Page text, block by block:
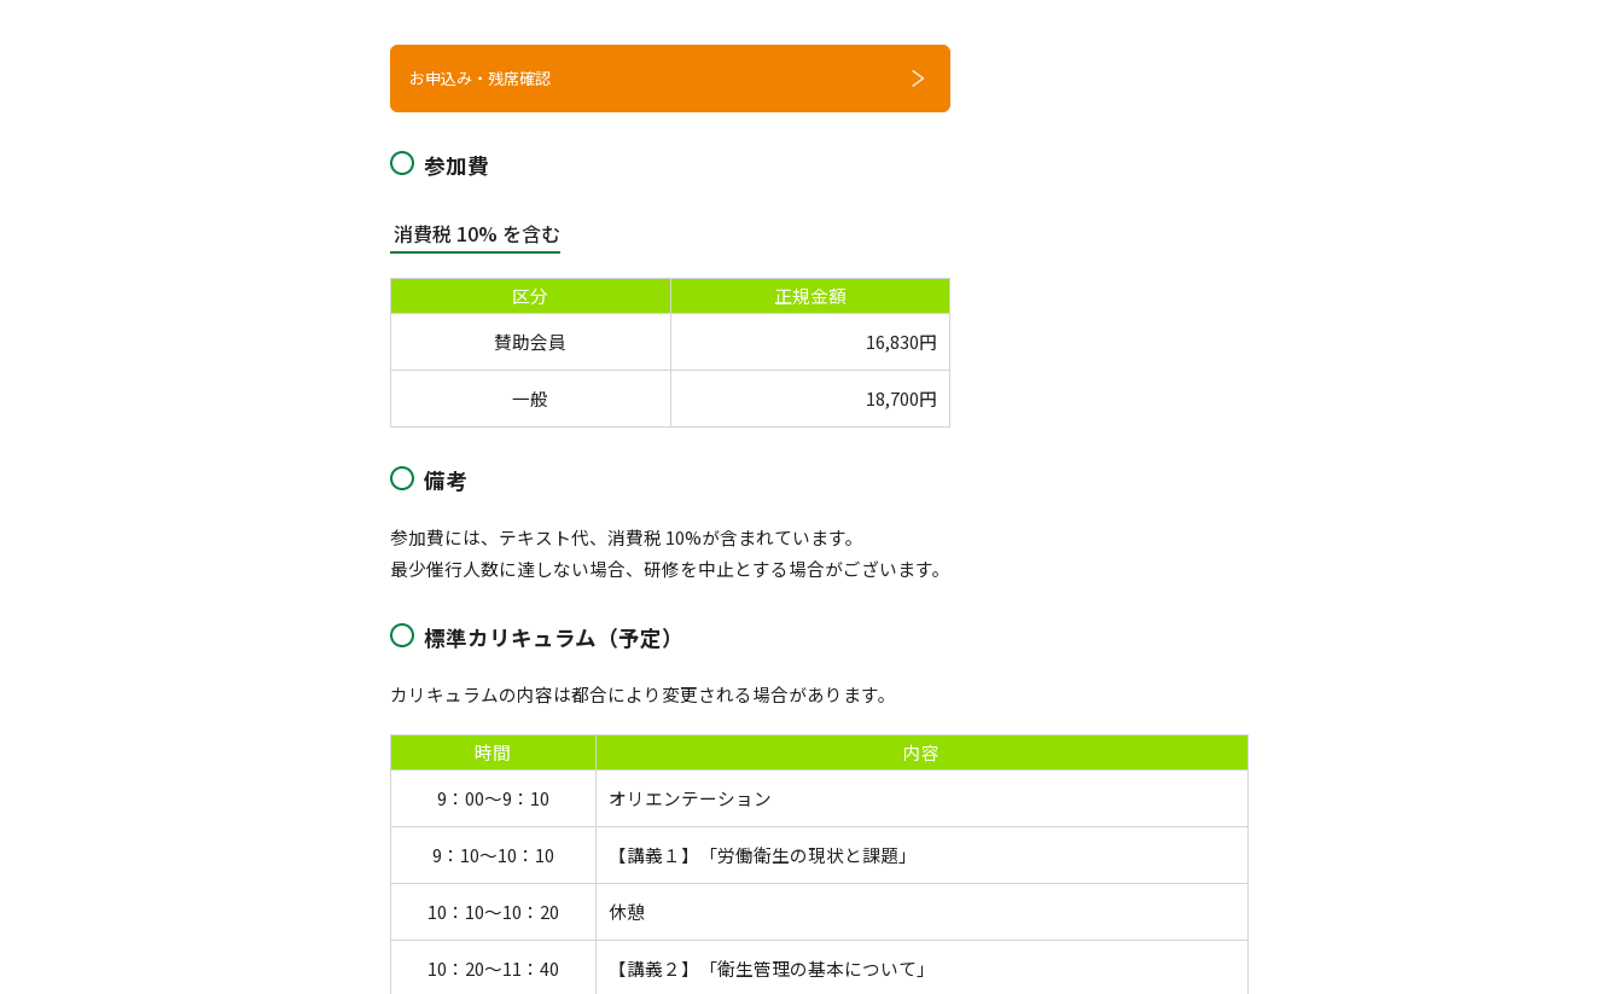
お申込み・残席確認
参加費
消費税 10% を含む
区分
正規金額
賛助会員
16,830円
一般 18,700円
備考
参加費には、テキスト代、消費税 10%が含まれています。
最少催行人数に達しない場合、研修を中止とする場合がございます。
標準カリキュラム（予定）
カリキュラムの内容は都合により変更される場合があります。
時間
内容
9：00～9：10
オリエンテーション
9：10～10：10 【講義１】「労働衛生の現状と課題」
10：10～10：20 休憩
10：20～11：40 【講義２】「衛生管理の基本について」